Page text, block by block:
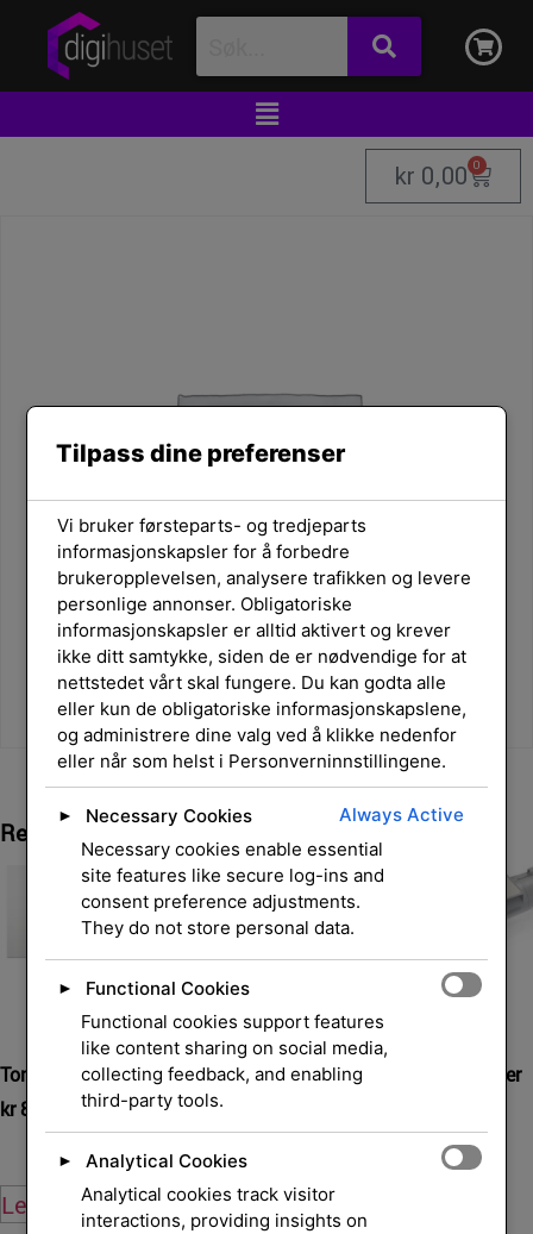
kr 0,00 0
Relaterte Produkter
Toner kit Black for OKI,
kr867,00 eksl. mva.
Legg i handlekurv
EPSON Toner cyan AcuLaser
kr4 274,00 eksl. mva.
Legg i handlekurv
Tilpass dine preferenser
Vi bruker førsteparts- og tredjeparts
informasjonskapsler for å forbedre
brukeropplevelsen, analysere trafikken og levere
personlige annonser. Obligatoriske
informasjonskapsler er alltid aktivert og krever
ikke ditt samtykke, siden de er nødvendige for at
nettstedet vårt skal fungere. Du kan godta alle
eller kun de obligatoriske informasjonskapslene,
og administrere dine valg ved å klikke nedenfor
eller når som helst i Personverninnstillingene.
► Necessary Cookies
Always Active
Necessary cookies enable essential
site features like secure log-ins and
consent preference adjustments.
They do not store personal data.
►
Functional Cookies
Functional cookies support features
like content sharing on social media,
collecting feedback, and enabling
third-party tools.
►
Analytical Cookies
Analytical cookies track visitor
interactions, providing insights on